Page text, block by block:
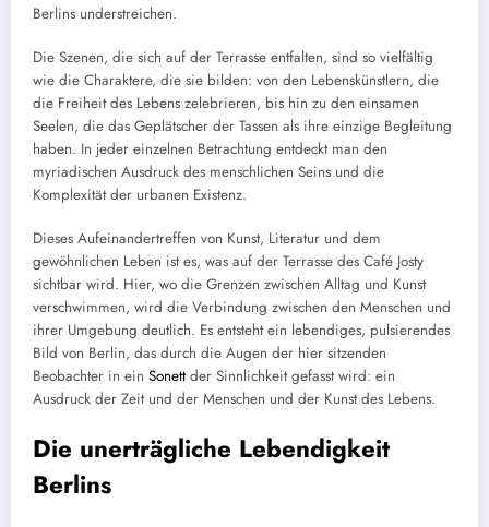
Berlins understreichen.
Die Szenen, die sich auf der Terrasse entfalten, sind so vielfältig
wie die Charaktere, die sie bilden: von den Lebenskünstlern, die
die Freiheit des Lebens zelebrieren, bis hin zu den einsamen
Seelen, die das Geplätscher der Tassen als ihre einzige Begleitung
haben. In jeder einzelnen Betrachtung entdeckt man den
myriadischen Ausdruck des menschlichen Seins und die
Komplexität der urbanen Existenz.
Dieses Aufeinandertreffen von Kunst, Literatur und dem
gewöhnlichen Leben ist es, was auf der Terrasse des Café Josty
sichtbar wird. Hier, wo die Grenzen zwischen Alltag und Kunst
verschwimmen, wird die Verbindung zwischen den Menschen und
ihrer Umgebung deutlich. Es entsteht ein lebendiges, pulsierendes
Bild von Berlin, das durch die Augen der hier sitzenden
Beobachter in ein Sonettder Sinnlichkeit gefasst wird: ein
Ausdruck der Zeit und der Menschen und der Kunst des Lebens.
Die unerträgliche Lebendigkeit
Berlins